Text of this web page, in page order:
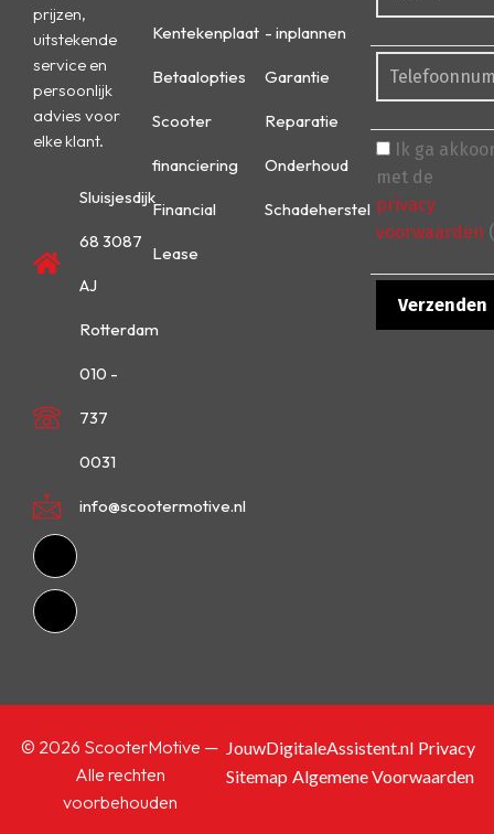
prijzen,
uitstekende
service en
persoonlijk
advies voor
elke klant.
Sluisjesdijk
68 3087
AJ
Rotterdam
010 -
737
0031
info@scootermotive.nl
Kentekenplaat
Betaalopties
Scooter
financiering
Financial
Lease
- inplannen
Garantie
Reparatie
Onderhoud
Schadeherstel
Ik ga
met de
privacy
voorwaarden
© 2026 ScooterMotive —
Alle rechten
voorbehouden
JouwDigitaleAssistent.nl Privacy
Sitemap Algemene Voorwaarden